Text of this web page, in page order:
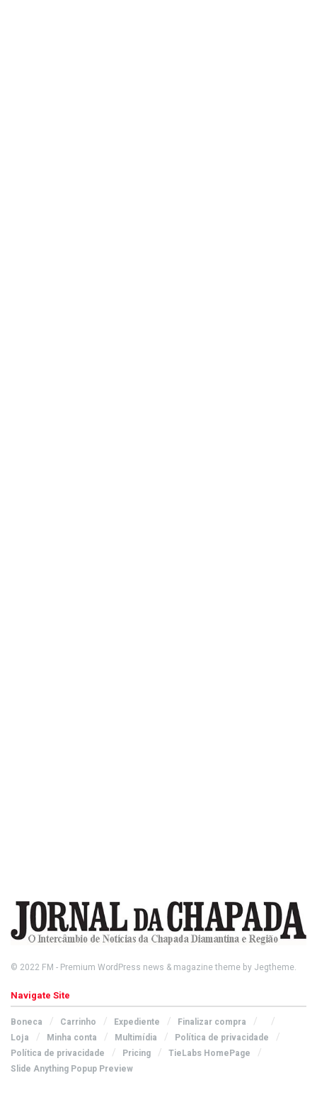
© 2022 FM - Premium WordPress news & magazine theme by Jegtheme.
Navigate Site
Boneca Carrinho Expediente
Finalizar compra
Loja
Minha conta Multimídia
Política de privacidade
Política de privacidade
Pricing
TieLabs HomePage
Slide Anything Popup Preview